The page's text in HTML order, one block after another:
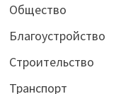
Общество
Благоустройство
Строительство
Транспорт